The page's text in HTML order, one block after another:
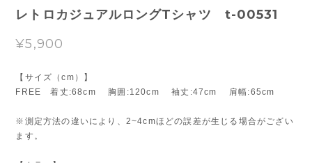
レトロカジュアルロングTシャツ t-00531
¥5,900
【サイズ（cm）】
FREE 着丈:68cm 胸囲:120cm 袖丈:47cm 肩幅:65cm
※測定方法の違いにより、2~4cmほどの誤差が生じる場合がござい
ます。